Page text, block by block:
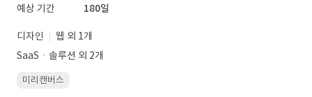
예상 기간
180일
디자인
웹 외 1개
SaaSㆍ솔루션 외 2개
미리캔버스